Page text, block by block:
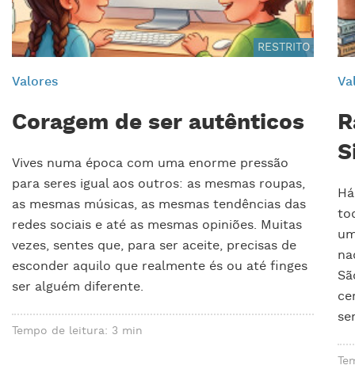
RESTRITO
Valores
Coragem de ser autênticos
Vives numa época com uma enorme pressão
para seres igual aos outros: as mesmas roupas,
as mesmas músicas, as mesmas tendências das
redes sociais e até as mesmas opiniões. Muitas
vezes, sentes que, para ser aceite, precisas de
esconder aquilo que realmente és ou até finges
ser alguém diferente.
Tempo de leitura: 3 min